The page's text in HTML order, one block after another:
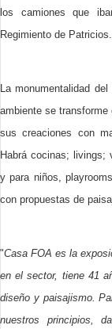
los camiones que
Regimiento de Patricios.
La monumentalidad
ambiente se
sus creaciones con
Habrá cocinas; livings;
y para niños,
con propuestas de
"Casa FOA es la
en el sector, tiene 41
diseño y paisajismo.
nuestros principios,